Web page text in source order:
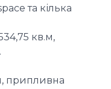
та кілька
кв.м,
припливна